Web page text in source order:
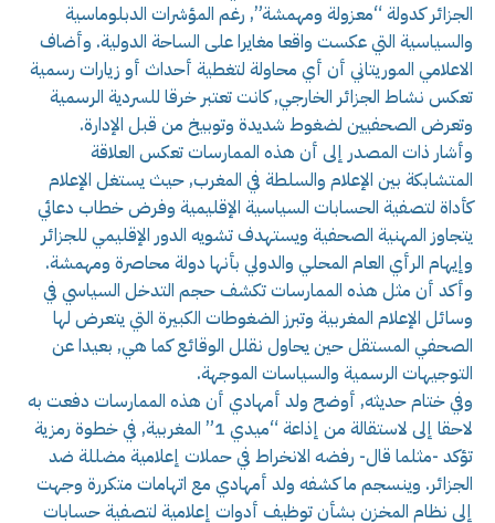
الجزائر كدولة “معزولة ومهمشة”, رغم المؤشرات الدبلوماسية
والسياسية التي عكست واقعا مغايرا على الساحة الدولية. وأضاف
الاعلامي الموريتاني أن أي محاولة لتغطية أحداث أو زيارات رسمية
تعكس نشاط الجزائر الخارجي, كانت تعتبر خرقا للسردية الرسمية
وتعرض الصحفيين لضغوط شديدة وتوبيخ من قبل الإدارة.
وأشار ذات المصدر إلى أن هذه الممارسات تعكس العلاقة
المتشابكة بين الإعلام والسلطة في المغرب, حيث يستغل الإعلام
كأداة لتصفية الحسابات السياسية الإقليمية وفرض خطاب دعائي
يتجاوز المهنية الصحفية ويستهدف تشويه الدور الإقليمي للجزائر
وإيهام الرأي العام المحلي والدولي بأنها دولة محاصرة ومهمشة.
وأكد أن مثل هذه الممارسات تكشف حجم التدخل السياسي في
وسائل الإعلام المغربية وتبرز الضغوطات الكبيرة التي يتعرض لها
الصحفي المستقل حين يحاول نقلل الوقائع كما هي, بعيدا عن
التوجيهات الرسمية والسياسات الموجهة.
وفي ختام حديثه, أوضح ولد أمهادي أن هذه الممارسات دفعت به
لاحقا إلى لاستقالة من إذاعة “ميدي 1” المغربية, في خطوة رمزية
تؤكد -مثلما قال- رفضه الانخراط في حملات إعلامية مضللة ضد
الجزائر. وينسجم ما كشفه ولد أمهادي مع اتهامات متكررة وجهت
إلى نظام المخزن بشأن توظيف أدوات إعلامية لتصفية حسابات